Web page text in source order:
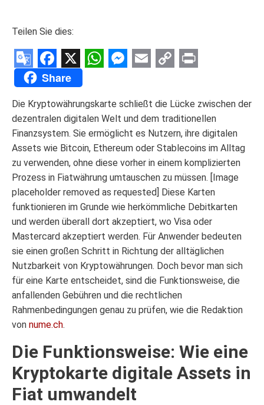
Teilen Sie dies:
Google
Translate
Facebook
X
Link
Share
Die Kryptowährungskarte schließt die Lücke zwischen der
dezentralen digitalen Welt und dem traditionellen
Finanzsystem. Sie ermöglicht es Nutzern, ihre digitalen
Assets wie Bitcoin, Ethereum oder Stablecoins im Alltag
zu verwenden, ohne diese vorher in einem komplizierten
Prozess in Fiatwährung umtauschen zu müssen. [Image
placeholder removed as requested] Diese Karten
funktionieren im Grunde wie herkömmliche Debitkarten
und werden überall dort akzeptiert, wo Visa oder
Mastercard akzeptiert werden. Für Anwender bedeuten
sie einen großen Schritt in Richtung der alltäglichen
Nutzbarkeit von Kryptowährungen. Doch bevor man sich
für eine Karte entscheidet, sind die Funktionsweise, die
anfallenden Gebühren und die rechtlichen
Rahmenbedingungen genau zu prüfen, wie die Redaktion
von nume.ch.
Die Funktionsweise: Wie eine
Kryptokarte digitale Assets in
Fiat umwandelt